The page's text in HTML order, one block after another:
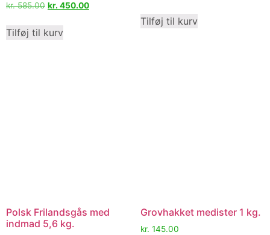
kr.585.00 kr. 450.00
Tilføj til kurv
Tilføj til kurv
Polsk Frilandsgås med
indmad 5,6 kg.
Grovhakket medister 1 kg.
kr. 145.00